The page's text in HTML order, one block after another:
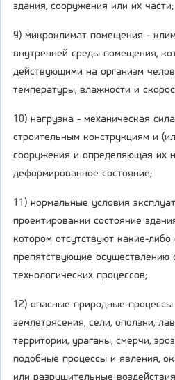
здания, сооружения или их части;
9) микроклимат помещения -
внутренней среды помещения,
действующими на организм
температуры, влажности и
10) нагрузка - механическая
строительным конструкциям и
сооружения и определяющая их
деформированное состояние;
11) нормальные условия
проектировании состояние
котором отсутствуют какие-либо
препятствующие осуществлению
технологических процессов;
12) опасные природные
землетрясения, сели, оползни,
территории, ураганы, смерчи,
подобные процессы и явления,
или разрушительные